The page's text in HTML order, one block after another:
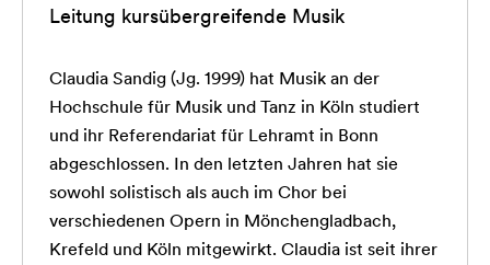
Leitung kursübergreifende Musik
Claudia Sandig (Jg. 1999) hat Musik an der
Hochschule für Musik und Tanz in Köln studiert
und ihr Referendariat für Lehramt in Bonn
abgeschlossen. In den letzten Jahren hat sie
sowohl solistisch als auch im Chor bei
verschiedenen Opern in Mönchengladbach,
Krefeld und Köln mitgewirkt. Claudia ist seit ihrer